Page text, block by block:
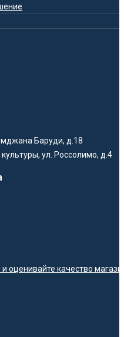
Баруди, д.18
ул. Россолимо, д.4